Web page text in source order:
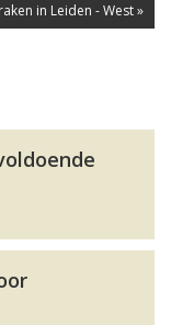
in Leiden - West »